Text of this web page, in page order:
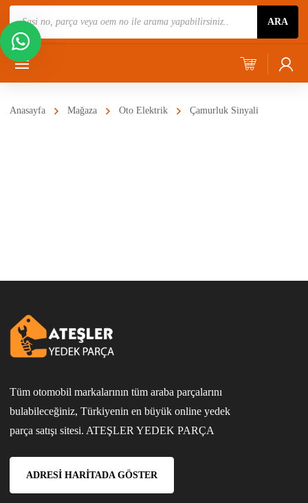
Ara
ARA
Anasayfa Mağaza Oto Elektrik Çamurluk Sinyali
Tüm otomobil markalarının tüm araba parçalarını
bulabileceğiniz, Türkiyenin en büyük online yedek
parça satışı sitesi. ATEŞLER YEDEK PARÇA
ADRESI HARITADA GÖSTER